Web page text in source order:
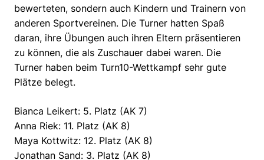
bewerteten, sondern auch Kindern und Trainern von
anderen Sportvereinen. Die Turner hatten Spaß
daran, ihre Übungen auch ihren Eltern präsentieren
zu können, die als Zuschauer dabei waren. Die
Turner haben beim Turn10-Wettkampf sehr gute
Plätze belegt.
Bianca Leikert: 5. Platz (AK 7)
Anna Riek: 11. Platz (AK 8)
Maya Kottwitz: 12. Platz (AK 8)
Jonathan Sand: 3. Platz (AK 8)